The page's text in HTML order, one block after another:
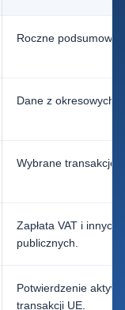
Roczne
Dane z okresowych
Wybrane transakcje
Zapłata VAT i innych
publicznych.
Potwierdzenie
transakcji UE.